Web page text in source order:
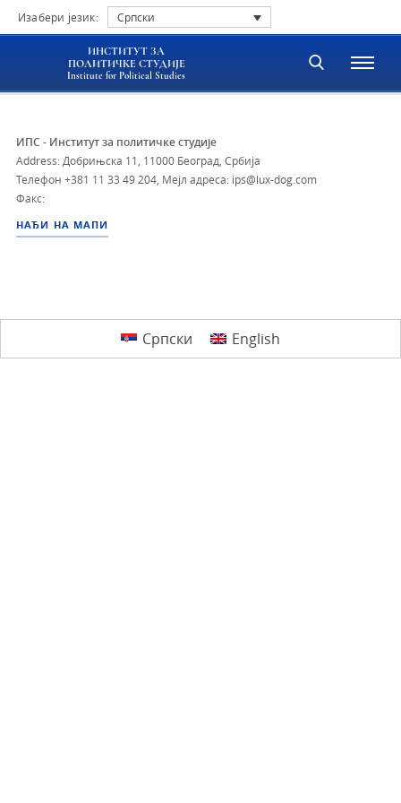
Изабери језик: Српски
ИНСТИТУТ ЗА
ПОЛИТИЧКЕ СТУДИЈЕ
Institute for Political Studies
ИПС - Институт за политичке студије
Address: Добрињска 11, 11000 Београд, Србија
Телефон +381 11 33 49 204 Мејл адреса: ips@lux-dog.com
Факс:
НАЂИ НА МАПИ
Српски English